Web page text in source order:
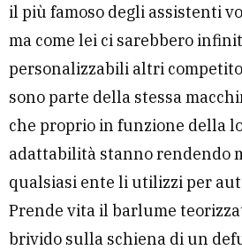
il più famoso degli assistenti
ma come lei ci sarebbero
personalizzabili altri
sono parte della stessa
che proprio in funzione della
adattabilità stanno rendendo
qualsiasi ente li utilizzi per
Prende vita il barlume
brivido sulla schiena di un